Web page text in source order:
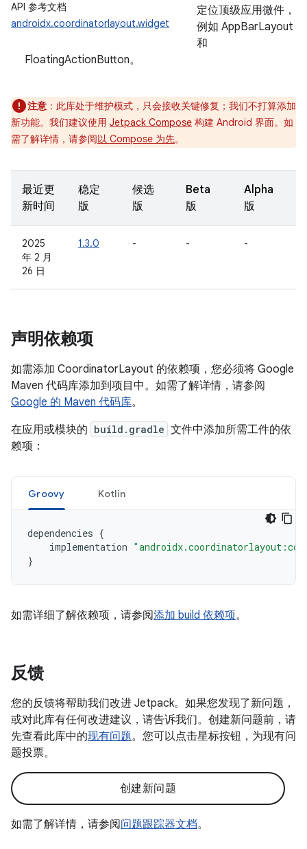
API 参考文档
androidx.coordinatorlayout.widget
定位顶级应用微件，
例如 AppBarLayout
和
FloatingActionButton。
注意 ：此库处于维护模式，只会接收关键修复；我们不打算添加
新功能。我们建议使用 Jetpack Compose 构建 Android 界面。如
需了解详情，请参阅以 Compose 为先。
最近更
新时间
稳定
版
候选
版
Beta
版
Alpha
版
2025
年 2 月
26 日
1.3.0 - - -
声明依赖项
如需添加 CoordinatorLayout 的依赖项，您必须将 Google
Maven 代码库添加到项目中。如需了解详情，请参阅
Google 的 Maven 代码库。
在应用或模块的 build.gradle 文件中添加所需工件的依
赖项：
Groovy Kotlin
dependencies {
implementation
}
如需详细了解依赖项，请参阅添加 build 依赖项。
反馈
您的反馈将帮助我们改进 Jetpack。如果您发现了新问题，
或对此库有任何改进建议，请告诉我们。创建新问题前，请
先查看此库中的现有问题。您可以点击星标按钮，为现有问
题投票。
创建新问题
如需了解详情，请参阅问题跟踪器文档。